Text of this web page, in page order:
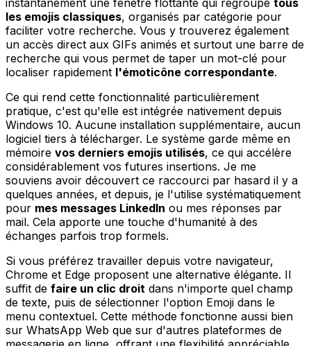
les emojis classiques, organisés par catégorie pour
faciliter votre recherche. Vous y trouverez également
un accès direct aux GIFs animés et surtout une barre de
recherche qui vous permet de taper un mot-clé pour
localiser rapidement l'émoticône correspondante.
Ce qui rend cette fonctionnalité particulièrement
pratique, c'est qu'elle est intégrée nativement depuis
Windows 10. Aucune installation supplémentaire, aucun
logiciel tiers à télécharger. Le système garde même en
mémoire vos derniers emojis utilisés, ce qui accélère
considérablement vos futures insertions. Je me
souviens avoir découvert ce raccourci par hasard il y a
quelques années, et depuis, je l'utilise systématiquement
pour mes messages LinkedIn ou mes réponses par
mail. Cela apporte une touche d'humanité à des
échanges parfois trop formels.
Si vous préférez travailler depuis votre navigateur,
Chrome et Edge proposent une alternative élégante. Il
suffit de faire un clic droit dans n'importe quel champ
de texte, puis de sélectionner l'option Emoji dans le
menu contextuel. Cette méthode fonctionne aussi bien
sur WhatsApp Web que sur d'autres plateformes de